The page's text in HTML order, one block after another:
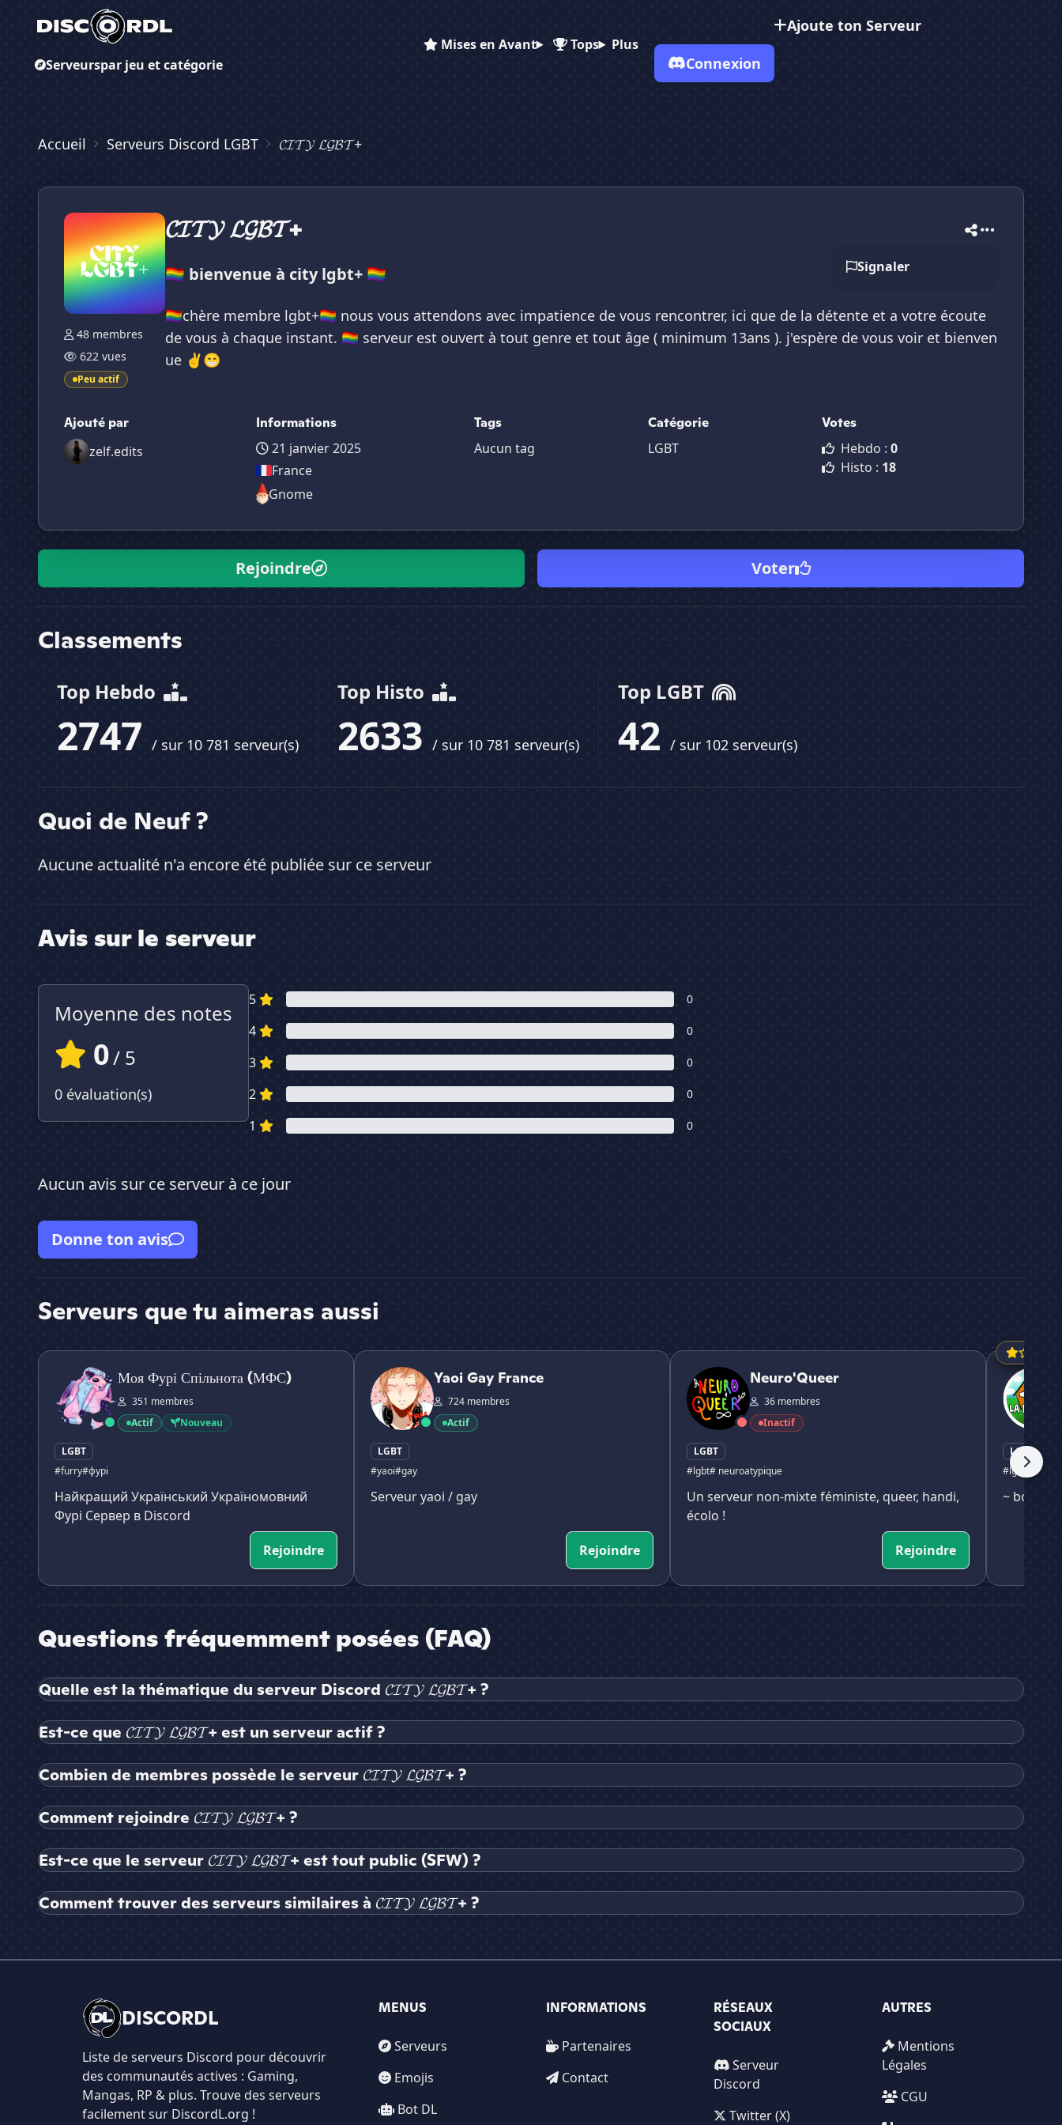
Serveurspar jeu et catégorie
Mises en Avant Tops Plus
Ajoute ton Serveur
Connexion
Accueil Serveurs Discord LGBT 𝓒𝓘𝓣𝓨 𝓛𝓖𝓑𝓣+
48 membres
622 vues
Peu actif
𝓒𝓘𝓣𝓨 𝓛𝓖𝓑𝓣+
Signaler
🏳️‍🌈 bienvenue à city lgbt+ 🏳️‍🌈
🏳️‍🌈chère membre lgbt+🏳️‍🌈 nous vous attendons avec impatience de vous rencontrer, ici que de la détente et a votre écoute
de vous à chaque instant. 🏳️‍🌈 serveur est ouvert à tout genre et tout âge ( minimum 13ans ). j'espère de vous voir et bienven
ue ✌️😁
Ajouté par
zelf.edits
Informations
21 janvier 2025
France
Gnome
Tags
Aucun tag
Catégorie
LGBT
Votes
Hebdo : 0
Histo : 18
Rejoindre Voter
Classements
Top Hebdo
2747 / sur 10 781 serveur(s)
Top Histo
2633 / sur 10 781 serveur(s)
Top LGBT
42 / sur 102 serveur(s)
Quoi de Neuf ?
Aucune actualité n'a encore été publiée sur ce serveur
Avis sur le serveur
Moyenne des notes
0/ 5
0 évaluation(s)
5 0
4 0
3 0
2 0
1 0
Aucun avis sur ce serveur à ce jour
Donne ton avis
Serveurs que tu aimeras aussi
Моя Фурі Спільнота (МФС)
Моя Фурі Спільнота (МФС)
351 membres
Actif
Nouveau
LGBT
#furry#фурі
Найкращий Український Україномовний
Фурі Сервер в Discord
Rejoindre
Yaoi Gay France
Yaoi Gay France
724 membres
Actif
LGBT
#yaoi#gay
Serveur yaoi / gay
Rejoindre
Neuro'Queer
Neuro'Queer
36 membres
Inactif
LGBT
#lgbt# neuroatypique
Un serveur non-mixte féministe, queer, handi,
écolo !
Rejoindre
𝘓𝘢
LGBT
#lgbt#
~
Questions fréquemment posées (FAQ)
Quelle est la thématique du serveur Discord 𝓒𝓘𝓣𝓨 𝓛𝓖𝓑𝓣+ ?
Est-ce que 𝓒𝓘𝓣𝓨 𝓛𝓖𝓑𝓣+ est un serveur actif ?
Combien de membres possède le serveur 𝓒𝓘𝓣𝓨 𝓛𝓖𝓑𝓣+ ?
Comment rejoindre 𝓒𝓘𝓣𝓨 𝓛𝓖𝓑𝓣+ ?
Est-ce que le serveur 𝓒𝓘𝓣𝓨 𝓛𝓖𝓑𝓣+ est tout public (SFW) ?
Comment trouver des serveurs similaires à 𝓒𝓘𝓣𝓨 𝓛𝓖𝓑𝓣+ ?
DISCORDL
Liste de serveurs Discord pour découvrir
des communautés actives : Gaming,
Mangas, RP & plus. Trouve des serveurs
facilement sur DiscordL.org !
MENUS
Serveurs
Emojis
Bot DL
INFORMATIONS
Partenaires
Contact
RÉSEAUX
SOCIAUX
Serveur
Discord
Twitter (X)
AUTRES
Mentions
Légales
CGU